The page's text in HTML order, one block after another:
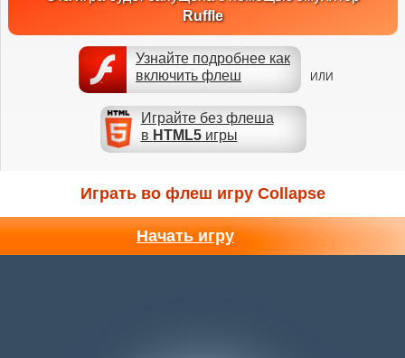
Ruffle
Узнайте подробнее как
включить флеш
ИЛИ
Играйте без флеша
в HTML5игры
Играть во флеш игру Collapse
Начать игру